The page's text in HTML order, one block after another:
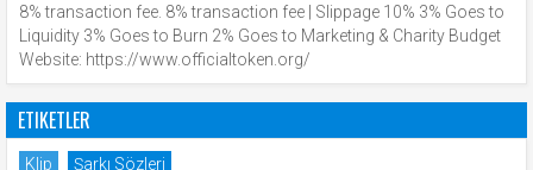
8% transaction fee. 8% transaction fee | Slippage 10% 3% Goes to
Liquidity 3% Goes to Burn 2% Goes to Marketing & Charity Budget
Website: https://www.officialtoken.org/
ETIKETLER
Klip Şarkı Sözleri